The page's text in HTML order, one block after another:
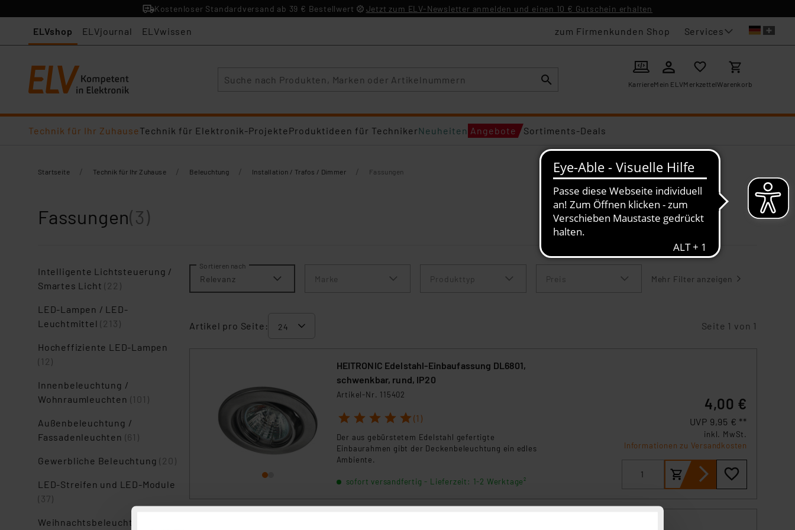
Kostenloser Standardversand ab 39 € Bestellwert Jetzt zum ELV-Newsletter anmelden und einen 10 € Gutschein erhalten
ELVshop ELVjournal ELVwissen zum Firmenkunden Shop Services
KarriereMein ELVMerkzettelWarenkorb
Technik für Ihr ZuhauseTechnik für Elektronik-ProjekteProduktideen für TechnikerNeuheiten Angebote Sortiments-Deals
Startseite / Technik für Ihr Zuhause / Beleuchtung / Installation / Trafos / Dimmer / Fassungen
Fassungen(3)
Intelligente Lichtsteuerung /
Smartes Licht(22)
LED-Lampen / LED-
Leuchtmittel(213)
Hocheffiziente LED-Lampen
(12)
Innenbeleuchtung /
Wohnraumleuchten (101)
Außenbeleuchtung /
Fassadenleuchten (61)
Gewerbliche Beleuchtung(20)
LED-Streifen und LED-Module
(37)
Weihnachtsbeleuchtung
Sortieren nach
Relevanz Marke Produkttyp Preis Mehr Filter anzeigen
Artikel pro Seite: Seite 1 von 1
HEITRONIC Edelstahl-Einbaufassung DL6801,
schwenkbar, rund, IP20
Artikel-Nr. 115402
1 2 3 4 5 (1)
Der aus gebürstetem Edelstahl gefertigte
Einbaurahmen gibt der Deckenbeleuchtung ein edles
Ambiente.
sofort versandfertig - Lieferzeit: 1-2 Werktage²
4,00 €
UVP 9,95 € **
inkl. MwSt.
Informationen zu Versandkosten